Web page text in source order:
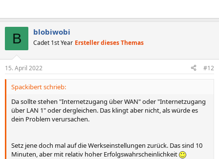
B blobiwobi
Cadet 1st Year Ersteller dieses Themas
15. April 2022 #12
Spackibert schrieb:
Da sollte stehen "Internetzugang über WAN" oder "Internetzugang
über LAN 1" oder dergleichen. Das klingt aber nicht, als würde es
dein Problem verursachen.
Setz jene doch mal auf die Werkseinstellungen zurück. Das sind 10
Minuten, aber mit relativ hoher Erfolgswahrscheinlichkeit